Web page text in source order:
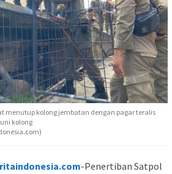
menutup kolong jembatan dengan pagar teralis
kolong
-Penertiban Satpol